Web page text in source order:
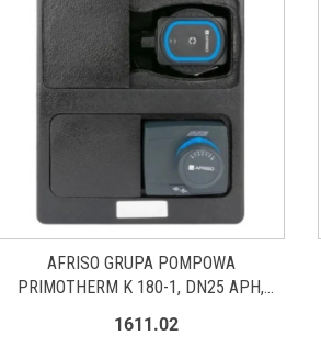
AFRISO GRUPA POMPOWA
PRIMOTHERM K 180-1, DN25 APH,
818 20
1611.02